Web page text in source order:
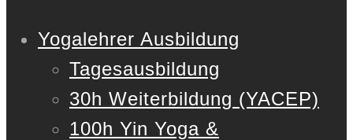
Yogalehrer Ausbildung
Tagesausbildung
30h Weiterbildung (YACEP)
100h Yin Yoga &